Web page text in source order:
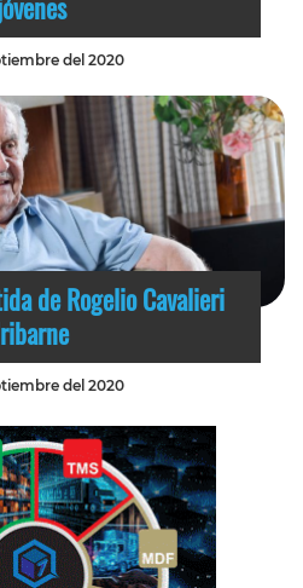
del 2020
de Rogelio Cavalieri
del 2020